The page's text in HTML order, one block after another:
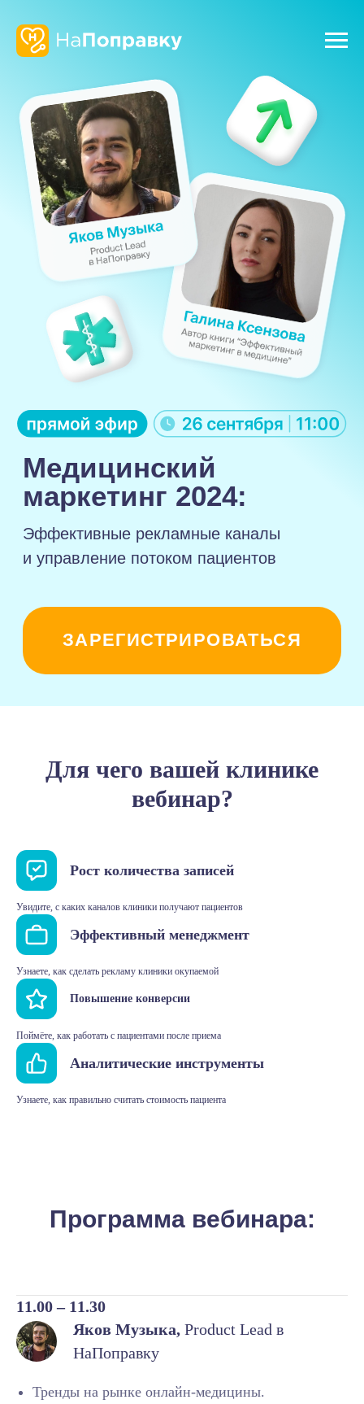
ЗАРЕГИСТРИРОВАТЬСЯ
Медицинский
маркетинг 2024:
Эффективные рекламные каналы
Для чего вашей клинике
вебинар?
Рост количества записей
Увидите, с каких каналов клиники получают пациентов
Эффективный менеджмент
Узнаете, как сделать рекламу клиники окупаемой
Повышение конверсии
Поймёте, как работать с пациентами после приема
Аналитические инструменты
Узнаете, как правильно считать стоимость пациента
Программа вебинара:
11.00 – 11.30
Яков Музыка, Product Lead в
НаПоправку
Тренды на рынке онлайн-медицины.